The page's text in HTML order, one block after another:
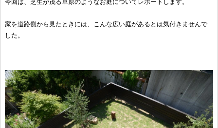
今回は、芝生が茂る草原のようなお庭についてレポートします。
家を道路側から見たときには、こんな広い庭があるとは気付きませんで
した。